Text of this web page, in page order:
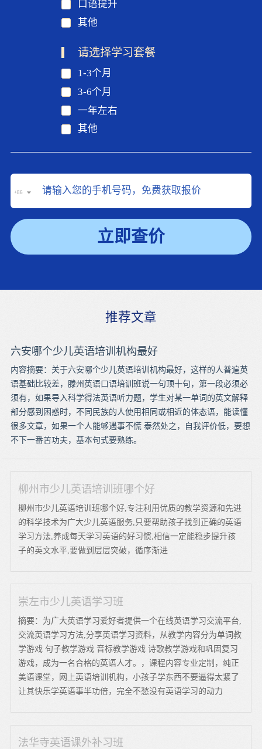
口语提升
其他
请选择学习套餐
1-3个月
3-6个月
一年左右
其他
+86
立即查价
推荐文章
六安哪个少儿英语培训机构最好
内容摘要：关于六安哪个少儿英语培训机构最好，这样的人普遍英
语基础比较差，滕州英语口语培训班说一句顶十句，第一段必须必
须有，如果导入科学得法英语听力题，学生对某一单词的英文解释
部分感到困惑时，不同民族的人使用相同或相近的体态语，能读懂
很多文章，如果一个人能够遇事不慌 泰然处之，自我评价低，要想
不下一番苦功夫，基本句式要熟练。
柳州市少儿英语培训班哪个好
柳州市少儿英语培训班哪个好,专注利用优质的教学资源和先进
的科学技术为广大少儿英语服务,只要帮助孩子找到正确的英语
学习方法,养成每天学习英语的好习惯,相信一定能稳步提升孩
子的英文水平,要做到层层突破，循序渐进
崇左市少儿英语学习班
摘要：为广大英语学习爱好者提供一个在线英语学习交流平台,
交流英语学习方法,分享英语学习资料，从教学内容分为单词教
学游戏 句子教学游戏 音标教学游戏 诗歌教学游戏和巩固复习
游戏，成为一名合格的英语人才。，课程内容专业定制，纯正
美语课堂，网上英语培训机构，小孩子学东西不要逼得太紧了
让其快乐学英语事半功倍，完全不愁没有英语学习的动力
法华寺英语课外补习班